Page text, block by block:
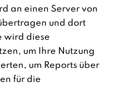
an einen Server von
und dort
wird diese
um Ihre Nutzung
um Reports über
für die